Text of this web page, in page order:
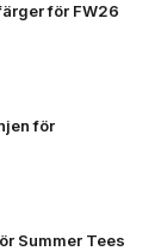
för FW26
för
Summer Tees